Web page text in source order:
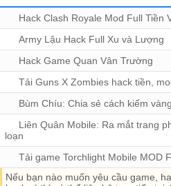
Hack Clash Royale Mod Full Tiền
Army Lậu Hack Full Xu và Lượng
Hack Game Quan Vân Trường
Tải Guns X Zombies hack tiền,
Bùm Chíu: Chia sẻ cách kiếm
Liên Quân Mobile: Ra mắt trang
loạn
Tải game Torchlight Mobile MOD
Nếu bạn nào muốn yêu cầu game,